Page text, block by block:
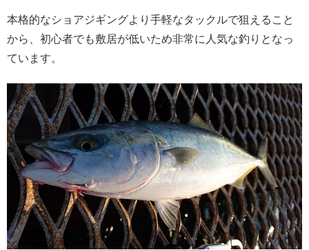
本格的なショアジギングより手軽なタックルで狙えること
から、初心者でも敷居が低いため非常に人気な釣りとなっ
ています。